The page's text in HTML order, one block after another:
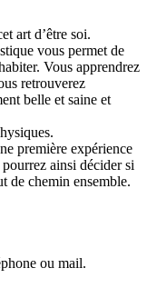
art d’être soi.
vous permet de
Vous apprendrez
retrouverez
belle et saine et
première expérience
ainsi décider si
de chemin ensemble.
ou mail.